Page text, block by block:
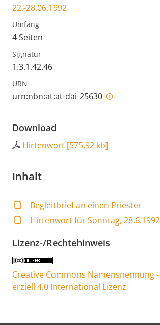
22.-28.06.1992
Umfang
4 Seiten
Signatur
1.3.1.42.46
URN
urn:nbn:at:at-dai-25630
Download
Hirtenwort [575,92 kb]
Inhalt
Begleitbrief an einen Priester
Hirtenwort für Sonntag, 28.6.1992
Lizenz-/Rechtehinweis
Creative Commons Namensnennung
erziell 4.0 International Lizenz